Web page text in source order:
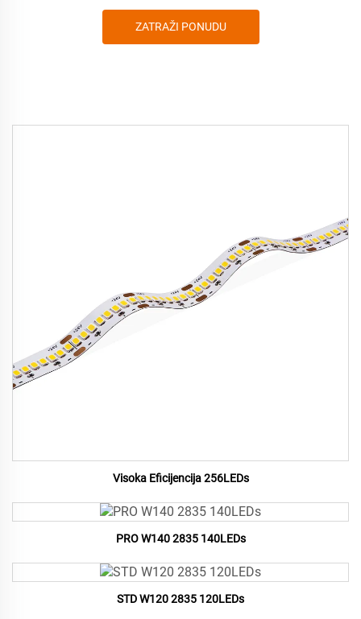
ZATRAŽI PONUDU
Visoka Eficijencija 256LEDs
PRO W140 2835 140LEDs
STD W120 2835 120LEDs